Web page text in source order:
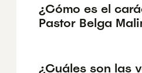
¿Cómo es el
Pastor Belga
¿Cuáles son las